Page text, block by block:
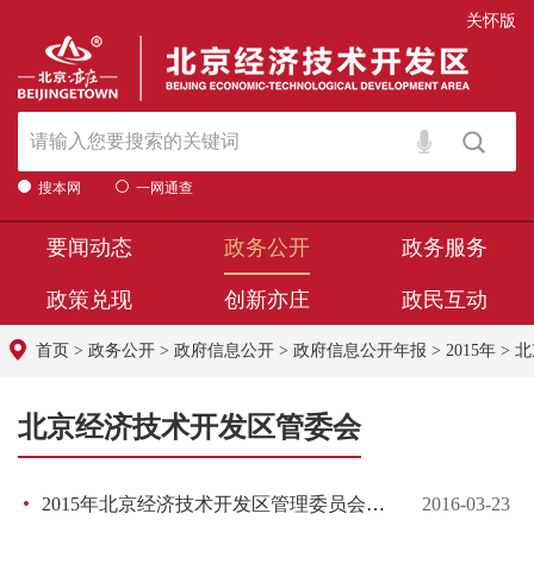
关怀版
搜本网 一网通查
要闻动态 政务公开 政务服务
政策兑现 创新亦庄 政民互动
首页 > 政务公开 > 政府信息公开 > 政府信息公开年报 > 2015年 >
北京经济技术开发区管委会
2015年北京经济技术开发区管理委员会政府信息公开工作年度报告 2016-03-23